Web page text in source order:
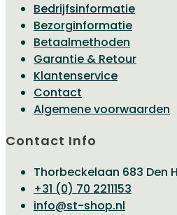
Bedrijfsinformatie
Bezorginformatie
Betaalmethoden
Garantie & Retour
Klantenservice
Contact
Algemene voorwaarden
Contact Info
Thorbeckelaan 683 Den
+31 (0) 70 2211153
info@st-shop.nl